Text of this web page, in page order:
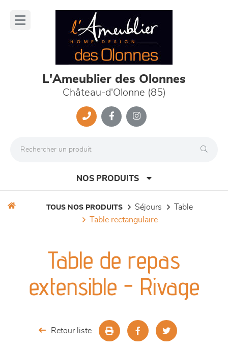
L'Ameublier des Olonnes
Château-d'Olonne (85)
NOS PRODUITS
meubles de complément
TOUS NOS PRODUITS séjours
table
table rectangulaire
Table de repas
extensible - Rivage
Retour liste